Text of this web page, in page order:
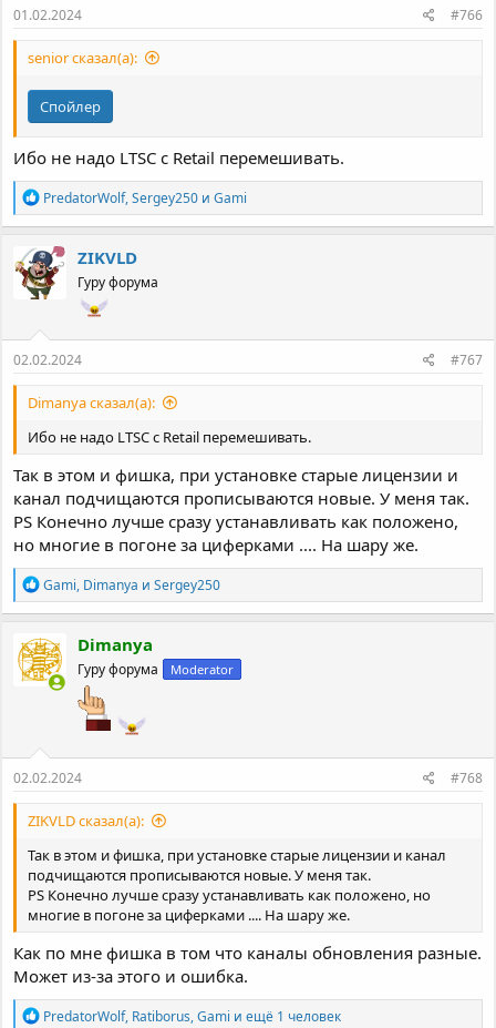
01.02.2024 #766
senior сказал(а):
Спойлер
Ибо не надо LTSC с Retail перемешивать.
Р
е
а
к
ц
и
и
PredatorWolf,Sergey250 иGami
ZIKVLD
Гуру форума
02.02.2024 #767
Dimanya сказал(а):
Ибо не надо LTSC с Retail перемешивать.
Так в этом и фишка, при установке старые лицензии и
канал подчищаются прописываются новые. У меня так.
PS Конечно лучше сразу устанавливать как положено,
но многие в погоне за циферками .... На шару же.
Р
е
а
к
ц
и
и
Gami, Dimanya иSergey250
Dimanya
Гуру форума Moderator
02.02.2024 #768
ZIKVLD сказал(а):
Так в этом и фишка, при установке старые лицензии и канал
подчищаются прописываются новые. У меня так.
PS Конечно лучше сразу устанавливать как положено, но
многие в погоне за циферками .... На шару же.
Как по мне фишка в том что каналы обновления разные.
Может из-за этого и ошибка.
Р
PredatorWolf, Ratiborus,Gami и ещё 1 человек